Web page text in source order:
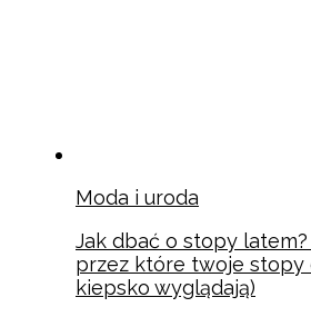
Moda i uroda
Jak dbać o stopy
przez które twoje stopy
kiepsko wyglądają)